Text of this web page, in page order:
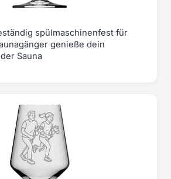
spülmaschinenfest für
genieße dein
Sauna